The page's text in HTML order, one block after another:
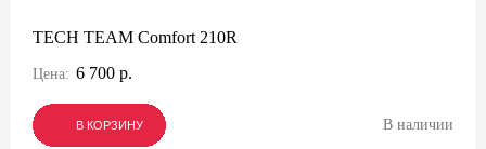
TECH TEAM Comfort 210R
Цена: 6 700 р.
В КОРЗИНУ
В КОРЗИНУ
В КОРЗИНУ В наличии